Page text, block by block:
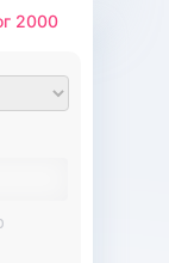
2000